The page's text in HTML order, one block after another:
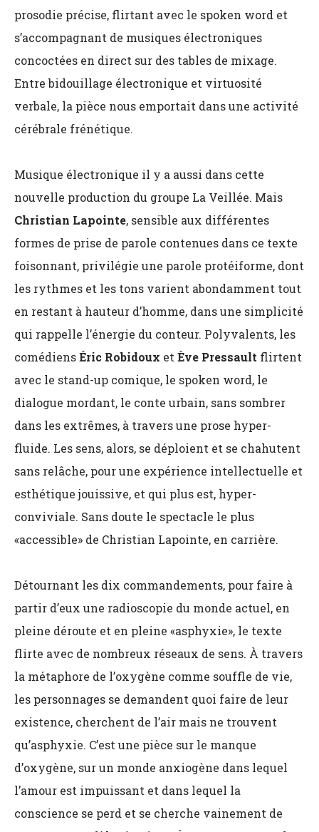
prosodie précise, flirtant avec le spoken word et
s’accompagnant de musiques électroniques
concoctées en direct sur des tables de mixage.
Entre bidouillage électronique et virtuosité
verbale, la pièce nous emportait dans une activité
cérébrale frénétique.
Musique électronique il y a aussi dans cette
nouvelle production du groupe La Veillée. Mais
Christian Lapointe, sensible aux différentes
formes de prise de parole contenues dans ce texte
foisonnant, privilégie une parole protéiforme, dont
les rythmes et les tons varient abondamment tout
en restant à hauteur d’homme, dans une simplicité
qui rappelle l’énergie du conteur. Polyvalents, les
comédiensÉric Robidoux et Ève Pressault flirtent
avec le stand-up comique, le spoken word, le
dialogue mordant, le conte urbain, sans sombrer
dans les extrêmes, à travers une prose hyper-
fluide. Les sens, alors, se déploient et se chahutent
sans relâche, pour une expérience intellectuelle et
esthétique jouissive, et qui plus est, hyper-
conviviale. Sans doute le spectacle le plus
«accessible» de Christian Lapointe, en carrière.
Détournant les dix commandements, pour faire à
partir d’eux une radioscopie du monde actuel, en
pleine déroute et en pleine «asphyxie», le texte
flirte avec de nombreux réseaux de sens. À travers
la métaphore de l’oxygène comme souffle de vie,
les personnages se demandent quoi faire de leur
existence, cherchent de l’air mais ne trouvent
qu’asphyxie. C’est une pièce sur le manque
d’oxygène, sur un monde anxiogène dans lequel
l’amour est impuissant et dans lequel la
conscience se perd et se cherche vainement de